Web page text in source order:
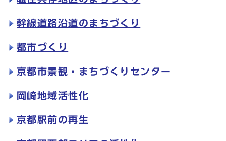
幹線道路沿道のまちづくり
都市づくり
京都市景観・まちづくりセンター
岡崎地域活性化
京都駅前の再生